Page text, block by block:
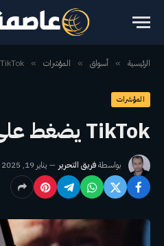
الرئيسية » أسواق » المؤشرات » TikTok يضغط على ترامب
المؤشرات
TikTok يضغط على ترامب
بواسطةفريق التحرير يناير 19, 2025